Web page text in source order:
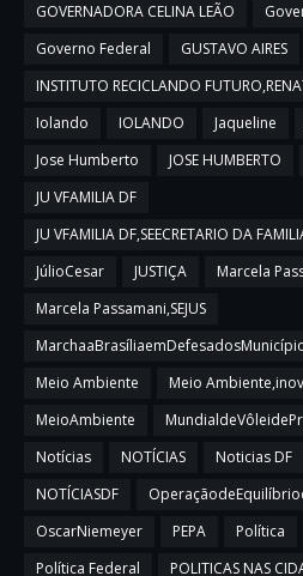
GOVERNADORA CELINA LEÃO
Governo Federal
GUSTAVO AIRES
INSTITUTO RECICLANDO
Iolando
IOLANDO Jaqueline
Jose Humberto
JOSE HUMBERTO
JU VFAMILIA DF
JU VFAMILIA DF,SEECRETARIO DA
JúlioCesar
JUSTIÇA
Marcela
Marcela Passamani,SEJUS
Meio Ambiente
Meio
MeioAmbiente
Notícias
NOTÍCIAS Noticias DF
NOTÍCIASDF
OscarNiemeyer
PEPA Política
Política Federal
POLITICAS NAS